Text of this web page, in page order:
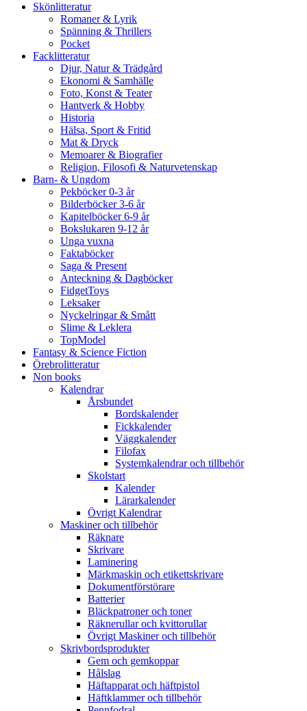
Skönlitteratur
Romaner & Lyrik
Spänning & Thrillers
Pocket
Facklitteratur
Djur, Natur & Trädgård
Ekonomi & Samhälle
Foto, Konst & Teater
Hantverk & Hobby
Historia
Hälsa, Sport & Fritid
Mat & Dryck
Memoarer & Biografier
Religion, Filosofi & Naturvetenskap
Barn- & Ungdom
Pekböcker 0-3 år
Bilderböcker 3-6 år
Kapitelböcker 6-9 år
Bokslukaren 9-12 år
Unga vuxna
Faktaböcker
Saga & Present
Anteckning & Dagböcker
FidgetToys
Leksaker
Nyckelringar & Smått
Slime & Leklera
TopModel
Fantasy & Science Fiction
Örebrolitteratur
Non books
Kalendrar
Årsbundet
Bordskalender
Fickkalender
Väggkalender
Filofax
Systemkalendrar och tillbehör
Skolstart
Kalender
Lärarkalender
Övrigt Kalendrar
Maskiner och tillbehör
Räknare
Skrivare
Laminering
Märkmaskin och etikettskrivare
Dokumentförstörare
Batterier
Bläckpatroner och toner
Räknerullar och kvittorullar
Övrigt Maskiner och tillbehör
Skrivbordsprodukter
Gem och gemkoppar
Hålslag
Häftapparat och häftpistol
Häftklammer och tillbehör